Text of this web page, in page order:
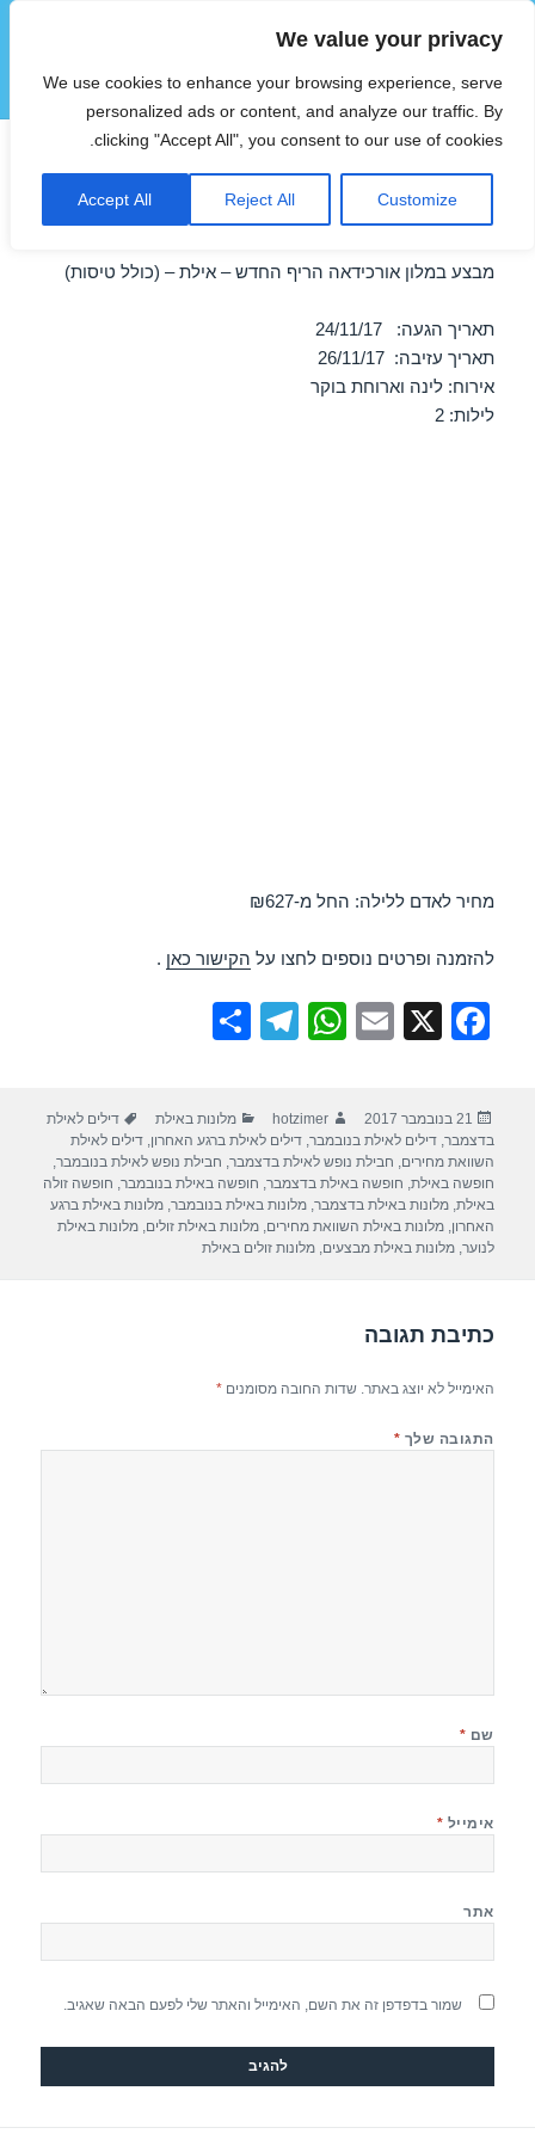
We value your privacy
We use cookies to enhance your browsing experience, serve
personalized ads or content, and analyze our traffic. By
clicking "Accept All", you consent to our use of cookies.
Customize
Reject All
Accept All
הוטצימר
תפריטים
ווידג'טים
חופשה במלון אורכידאה הריף
החדש – אילת 24/11/2017
מבצע במלון אורכידאה הריף החדש – אילת – (כולל טיסות)
תאריך הגעה: 24/11/17
תאריך עזיבה: 26/11/17
אירוח: לינה וארוחת בוקר
לילות: 2
מחיר לאדם ללילה: החל מ-₪627
להזמנה ופרטים נוספים לחצו על הקישור כאן .
F
e
b
o
o
X
E
W
s
A
p
p
T
gr
a
m
e
פורסם
בתאריך
21 בנובמבר 2017 מחבר
hotzimer קטגוריות
מלונות באילת תגיות
דילים לאילת
בדצמבר,דילים לאילת בנובמבר,דילים לאילת ברגע האחרון,דילים לאילת
השוואת מחירים, חבילת נופש לאילת בדצמבר, חבילת נופש לאילת בנובמבר,
חופשה באילת, חופשה באילת בדצמבר, חופשה באילת בנובמבר, חופשה זולה
באילת,מלונות באילת בדצמבר,מלונות באילת בנובמבר,מלונות באילת ברגע
האחרון,מלונות באילת השוואת מחירים,מלונות באילת זולים,מלונות באילת
לנוער,מלונות באילת מבצעים,מלונות זולים באילת
כתיבת תגובה
האימייל לא יוצג באתר. שדות החובה מסומנים*
התגובה שלך *
שם *
אימייל *
אתר
שמור בדפדפן זה את השם, האימייל והאתר שלי לפעם הבאה שאגיב.